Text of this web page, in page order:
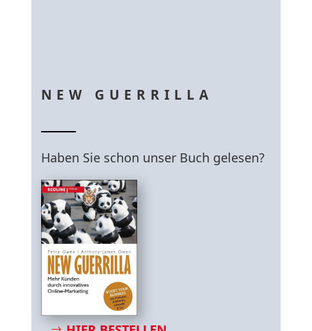
NEW GUERRILLA
Haben Sie schon unser Buch gelesen?